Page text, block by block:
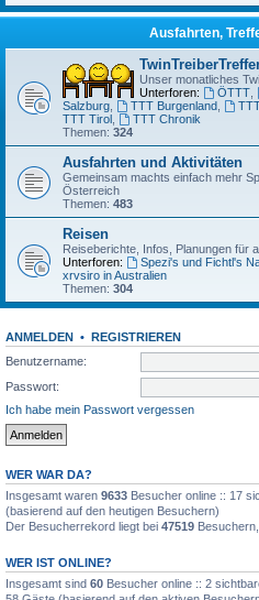
Ausfahrten,
Unser monatliches
Unterforen:
ÖTTT,
Salzburg
TTT Burgenland,
TTT Tirol
TTT Chronik
Themen: 324
Ausfahrten und Aktivitäten
Gemeinsam machts einfach mehr
Österreich
Themen: 483
Reisen
Reiseberichte, Infos, Planungen für
Unterforen:
Spezi's und Fichtl's
xrvsiro in Australien
Themen: 304
ANMELDEN • REGISTRIEREN
Benutzername:
Passwort:
Ich habe mein Passwort vergessen
WER WAR DA?
Insgesamt waren 9633 Besucher online :: 17
(basierend auf den heutigen Besuchern)
Der Besucherrekord liegt bei 47519
WER IST ONLINE?
Insgesamt sind 60 Besucher online :: 2